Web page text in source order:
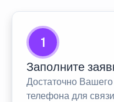
1
Заполните
Достаточно
телефона для